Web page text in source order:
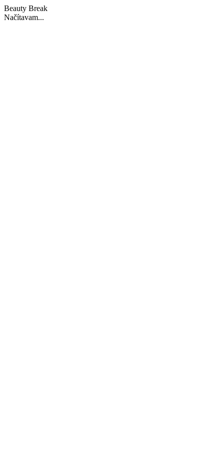
Beauty Break
Načítavam...